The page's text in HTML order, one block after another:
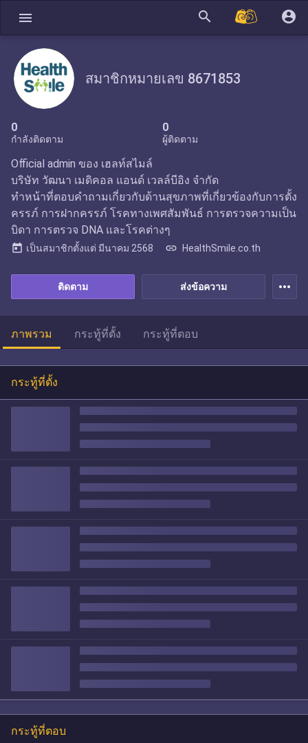
menu search account_circle
สมาชิกหมายเลข 8671853
0
กำลังติดตาม
0
ผู้ติดตาม
ส่งข้อความ
ติดตาม
Official admin ของ เฮลท์สไมล์
บริษัท วัฒนา เมดิคอล แอนด์ เวลล์บีอิง จำกัด
ทำหน้าที่ตอบคำถามเกี่ยวกับด้านสุขภาพที่เกี่ยวข้องกับการตั้ง
ครรภ์ การฝากครรภ์ โรคทางเพศสัมพันธ์ การตรวจความเป็น
บิดา การตรวจ DNA และโรคต่างๆ
today เป็นสมาชิกตั้งแต่ มีนาคม 2568 link HealthSmile.co.th
more_horiz
ภาพรวม กระทู้ที่ตั้ง กระทู้ที่ตอบ
กระทู้ที่ตั้ง
กระทู้ที่ตอบ